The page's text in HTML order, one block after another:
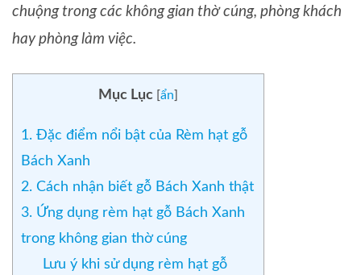
chuộng trong các không gian thờ cúng, phòng khách
hay phòng làm việc.
Mục Lục ẩn
1. Đặc điểm nổi bật của Rèm hạt gỗ
Bách Xanh
2. Cách nhận biết gỗ Bách Xanh thật
3. Ứng dụng rèm hạt gỗ Bách Xanh
trong không gian thờ cúng
Lưu ý khi sử dụng rèm hạt gỗ